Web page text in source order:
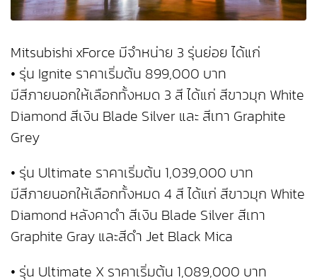
Mitsubishi xForce มีจำหน่าย 3 รุ่นย่อย ได้แก่
• รุ่น Ignite ราคาเริ่มต้น 899,000 บาท
มีสีภายนอกให้เลือกทั้งหมด 3 สี ได้แก่ สีขาวมุก White
Diamond สีเงิน Blade Silver และ สีเทา Graphite
Grey
• รุ่น Ultimate ราคาเริ่มต้น 1,039,000 บาท
มีสีภายนอกให้เลือกทั้งหมด 4 สี ได้แก่ สีขาวมุก White
Diamond หลังคาดำ สีเงิน Blade Silver สีเทา
Graphite Gray และสีดำ Jet Black Mica
• รุ่น Ultimate X ราคาเริ่มต้น 1,089,000 บาท